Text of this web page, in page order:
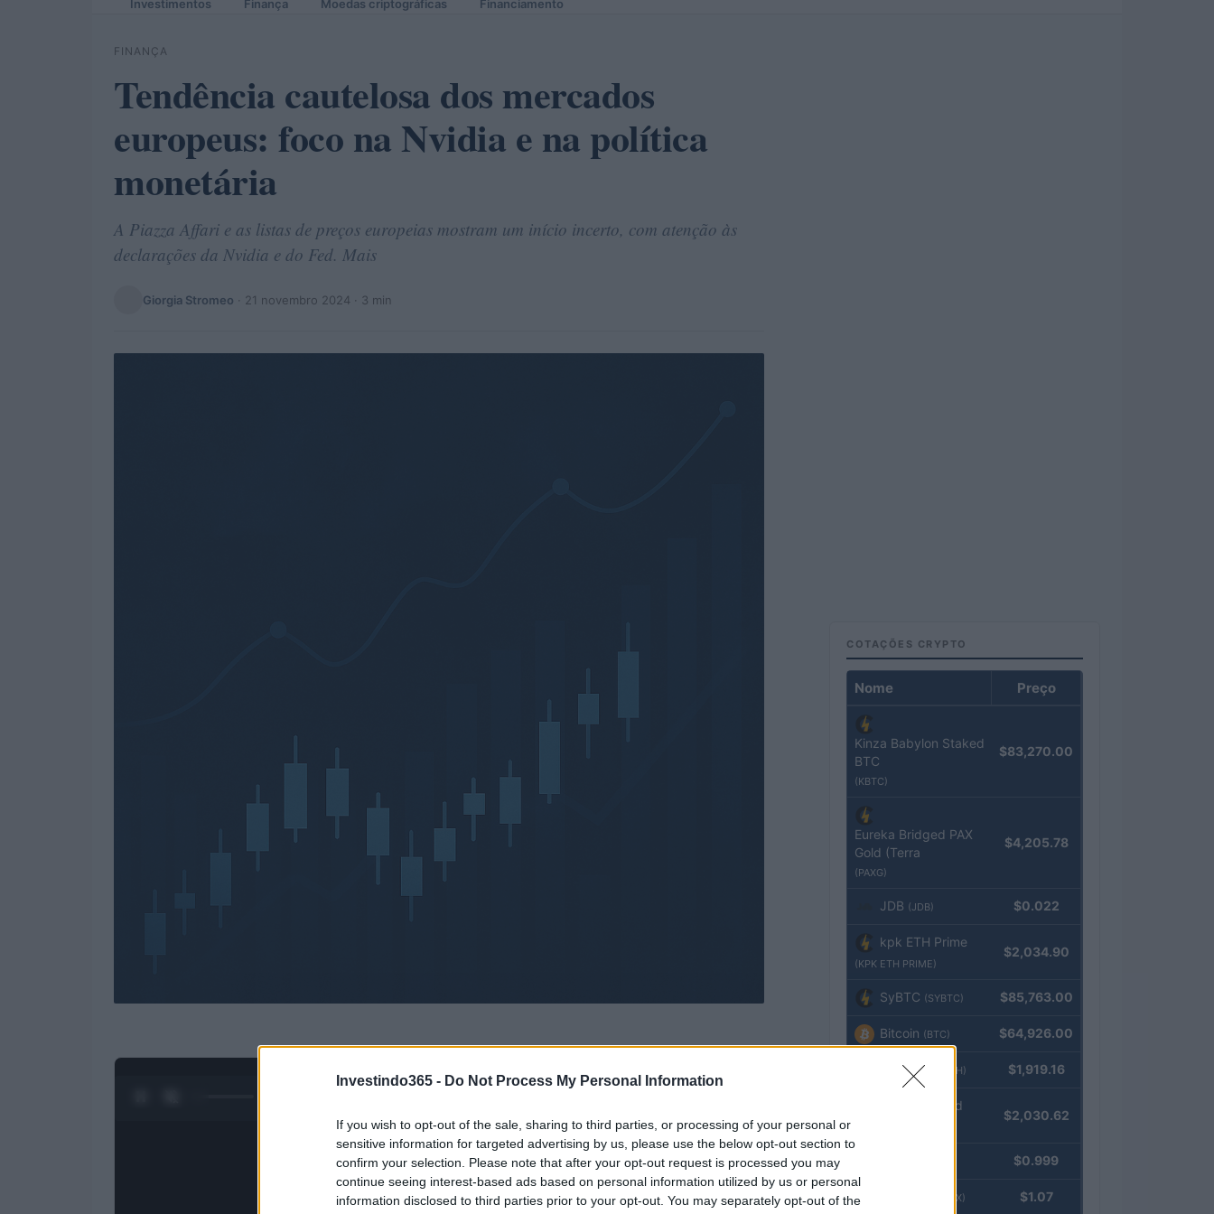
Investindo365 - Do Not Process My Personal Information
If you wish to opt-out of the sale, sharing to third parties, or processing of your personal or
sensitive information for targeted advertising by us, please use the below opt-out section to
confirm your selection. Please note that after your opt-out request is processed you may
continue seeing interest-based ads based on personal information utilized by us or personal
information disclosed to third parties prior to your opt-out. You may separately opt-out of the
Investimentos Finança Moedas criptográficas Financiamento
FINANÇA
Tendência cautelosa dos mercados
europeus: foco na Nvidia e na política
monetária
A Piazza Affari e as listas de preços europeias mostram um início incerto, com atenção às
declarações da Nvidia e do Fed. Mais
Giorgia Stromeo · 21 novembro 2024 · 3 min
COTAÇÕES CRYPTO
Nome Preço
Kinza Babylon Staked
BTC
(KBTC)
$83,270.00
Eureka Bridged PAX
Gold (Terra
(PAXG)
$4,205.78
JDB (JDB) $0.022
kpk ETH Prime
(KPK ETH PRIME)
$2,034.90
SyBTC (SYBTC) $85,763.00
Bitcoin (BTC) $64,926.00
Ethereum (ETH) $1,919.16
kpk ETH Yield
$2,030.62
$0.999
(USDEX) $1.07